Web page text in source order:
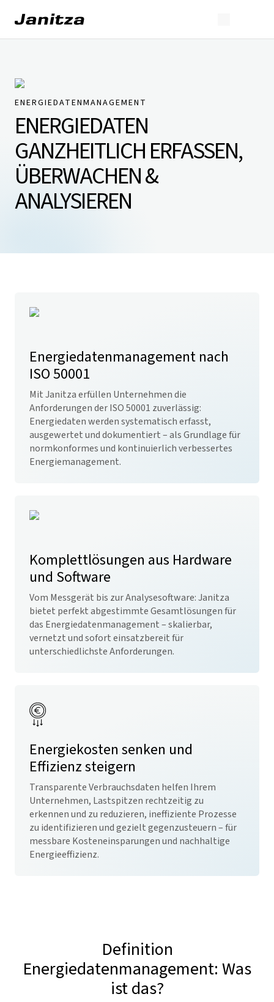
ENERGIEDATENMANAGEMENT
ENERGIEDATEN
GANZHEITLICH ERFASSEN,
ÜBERWACHEN &
ANALYSIEREN
Energiedatenmanagement nach
ISO 50001
Mit Janitza erfüllen Unternehmen die
Anforderungen der ISO 50001 zuverlässig:
Energiedaten werden systematisch erfasst,
ausgewertet und dokumentiert – als Grundlage für
normkonformes und kontinuierlich verbessertes
Energiemanagement.
Komplettlösungen aus Hardware
und Software
Vom Messgerät bis zur Analysesoftware: Janitza
bietet perfekt abgestimmte Gesamtlösungen für
das Energiedatenmanagement – skalierbar,
vernetzt und sofort einsatzbereit für
unterschiedlichste Anforderungen.
Energiekosten senken und
Effizienz steigern
Transparente Verbrauchsdaten helfen Ihrem
Unternehmen, Lastspitzen rechtzeitig zu
erkennen und zu reduzieren, ineffiziente Prozesse
zu identifizieren und gezielt gegenzusteuern – für
messbare Kosteneinsparungen und nachhaltige
Energieeffizienz.
Definition
Energiedatenmanagement: Was
ist das?